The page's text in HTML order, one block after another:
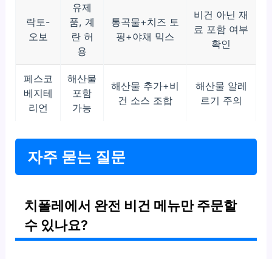
락토-
오보
유제
품, 계
란 허
용
통곡물+치즈 토
핑+야채 믹스
비건 아닌 재
료 포함 여부
확인
페스코
베지테
리언
해산물
포함
가능
해산물 추가+비
건 소스 조합
해산물 알레
르기 주의
자주 묻는 질문
치폴레에서 완전 비건 메뉴만 주문할
수 있나요?